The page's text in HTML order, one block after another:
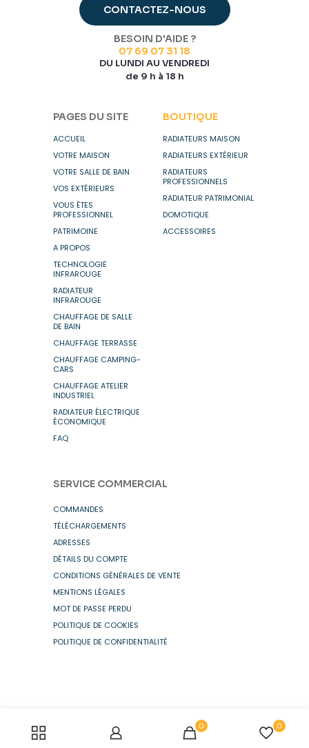
CONTACTEZ-NOUS
BESOIN D'AIDE ?
07 69 07 31 18
DU LUNDI AU VENDREDI
de 9 h à 18 h
PAGES DU SITE
ACCUEIL
VOTRE MAISON
VOTRE SALLE DE BAIN
VOS EXTÉRIEURS
VOUS ÊTES
PROFESSIONNEL
PATRIMOINE
A PROPOS
TECHNOLOGIE
INFRAROUGE
RADIATEUR
INFRAROUGE
CHAUFFAGE DE SALLE
DE BAIN
CHAUFFAGE TERRASSE
CHAUFFAGE CAMPING-
CARS
CHAUFFAGE ATELIER
INDUSTRIEL
RADIATEUR ÉLECTRIQUE
ÉCONOMIQUE
FAQ
BOUTIQUE
RADIATEURS MAISON
RADIATEURS EXTÉRIEUR
RADIATEURS
PROFESSIONNELS
RADIATEUR PATRIMONIAL
DOMOTIQUE
ACCESSOIRES
SERVICE COMMERCIAL
COMMANDES
TÉLÉCHARGEMENTS
ADRESSES
DÉTAILS DU COMPTE
CONDITIONS GÉNÉRALES DE VENTE
MENTIONS LÉGALES
MOT DE PASSE PERDU
POLITIQUE DE COOKIES
POLITIQUE DE CONFIDENTIALITÉ
0 0